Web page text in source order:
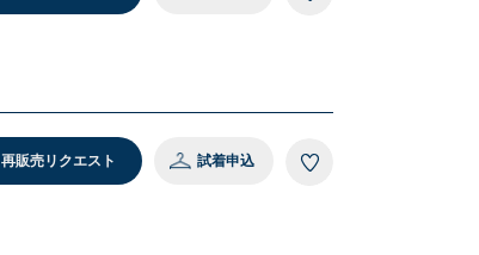
再販売リクエスト 試着申込